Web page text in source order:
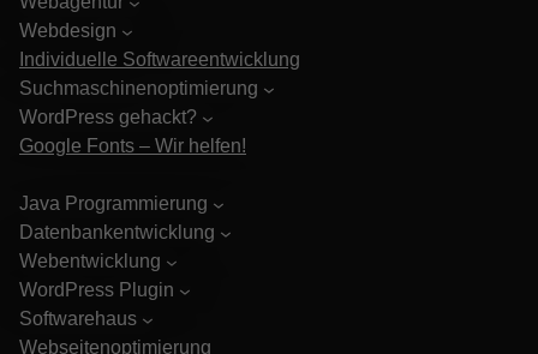
Webdesign
Individuelle Softwareentwicklung
Suchmaschinenoptimierung
WordPress gehackt?
Google Fonts – Wir helfen!
Java Programmierung
Datenbankentwicklung
Webentwicklung
WordPress Plugin
Softwarehaus
Webseitenoptimierung